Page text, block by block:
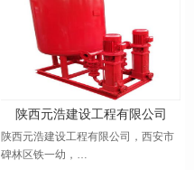
陕西元浩建设工程有限公司
陕西元浩建设工程有限公司，西安市
碑林区铁一幼，…